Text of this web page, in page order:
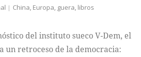
China, Europa, guera, libros
del instituto sueco V-Dem, el
un retroceso de la democracia: